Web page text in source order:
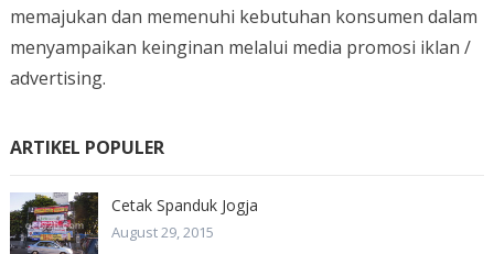
memajukan dan memenuhi kebutuhan konsumen dalam
menyampaikan keinginan melalui media promosi iklan /
advertising.
ARTIKEL POPULER
Cetak Spanduk Jogja
August 29, 2015